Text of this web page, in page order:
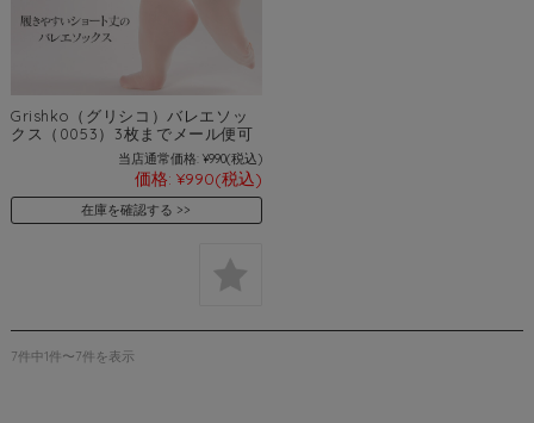
Grishko（グリシコ）バレエソッ
クス（0053）3枚までメール便可
当店通常価格: ¥990(税込)
価格: ¥990(税込)
在庫を確認する
7件中1件〜7件を表示